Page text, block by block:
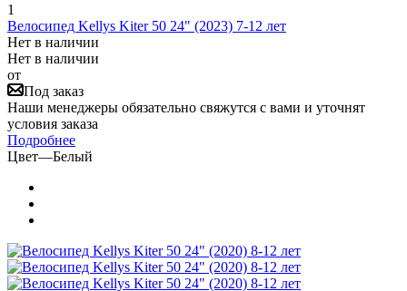
1
Велосипед Kellys Kiter 50 24" (2023) 7-12 лет
Нет в наличии
Нет в наличии
от
Под заказ
Наши менеджеры обязательно свяжутся с вами и уточнят
условия заказа
Подробнее
Цвет—Белый